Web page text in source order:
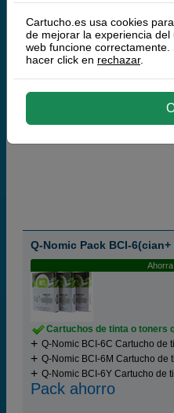
Cartuchos de tinta o toners
Q-Nomic BCI-6BK Cartucho
Q-Nomic BCI-6C Cartucho de
Q-Nomic BCI-6M Cartucho de
Q-Nomic BCI-6Y Cartucho de
Pack ahorro
Q-Nomic Pack BCI-
Cartuchos de tinta o toners
Q-Nomic BCI-6C Cartucho de
Q-Nomic BCI-6M Cartucho de
Q-Nomic BCI-6Y Cartucho de
Pack ahorro
Cartucho.es usa cookies
de mejorar la experiencia
web funcione
hacer click en rechazar.